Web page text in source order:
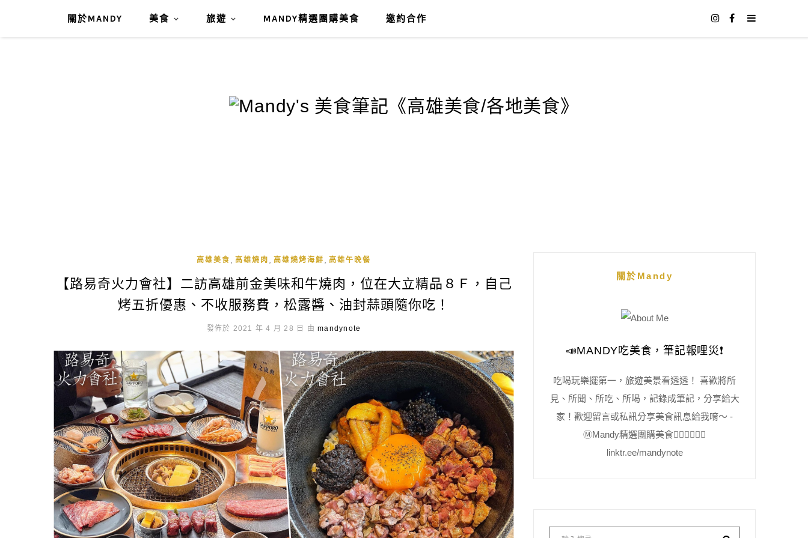
關於MANDY 美食 旅遊 MANDY精選團購美食 邀約合作
高雄美食 高雄燒肉 高雄燒烤海鮮 高雄午晚餐
【路易奇火力會社】二訪高雄前金美味和牛燒肉，位在大立精品８Ｆ，自己
烤五折優惠、不收服務費，松露醬、油封蒜頭隨你吃！
發佈於 2021 年 4 月 28 日 由mandynote
關於Mandy
📣MANDY吃美食，筆記報哩災❗️
吃喝玩樂擺第一，旅遊美景看透透！ 喜歡將所
見、所聞、所吃、所喝，記錄成筆記，分享給大
家！歡迎留言或私訊分享美食訊息給我唷～ -
Ⓜ️Mandy精選團購美食👇🏻👇🏻👇🏻
linktr.ee/mandynote